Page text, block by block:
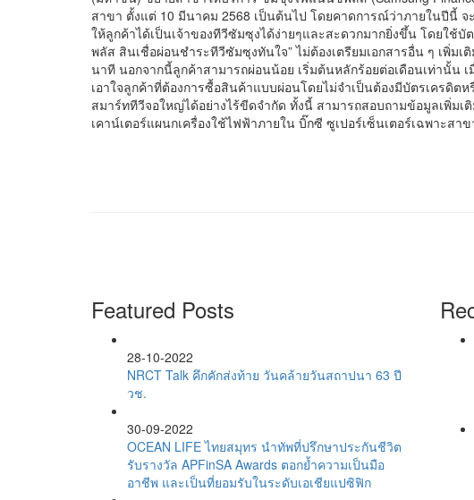
สาขา ตั้งแต่ 10 มีนาคม 2568 เป็นต้นไป โดยคาดการณ์ว่าภายในปีนี้ จ
ให้ลูกค้าได้เป็นเจ้าของทีวีซัมซุงได้ง่ายๆและสะดวกมากยิ่งขึ้น โดยใช้
พลัส สินเชื่อผ่อนชำระทีวีซัมซุงทันใจ” ไม่ต้องเตรียมเอกสารอื่น ๆ เพิ่ม
นาที นอกจากนี้ลูกค้าสามารถผ่อนน้อย เริ่มต้นหลักร้อยต่อเดือนเท่านั้น
เอาใจลูกค้าที่ต้องการซื้อสินค้าแบบผ่อนโดยไม่จำเป็นต้องมีบัตรเครดิต
สมาร์ททีวีจอใหญ่ได้อย่างไร้ขีดจำกัด ทั้งนี้ สามารถสอบถามข้อมูลเพิ่ม
เคาน์เตอร์แผนกเครื่องใช้ไฟฟ้าภายใน บิ๊กซี ซูเปอร์เซ็นเตอร์เฉพาะสา
Featured Posts
28-10-2022
NRCT Talk คึกคักส่งท้าย วันคล้ายวันสถาปนา 63 ปี
วช.
30-09-2022
OCEAN LIFE ไทยสมุทร นำทัพที่ปรึกษาประกันชีวิต
รับรางวัล APFinSA Awards ตอกย้ำความเป็นมือ
อาชีพ และเป็นที่ยอมรับในระดับเอเชียแปซิฟิก